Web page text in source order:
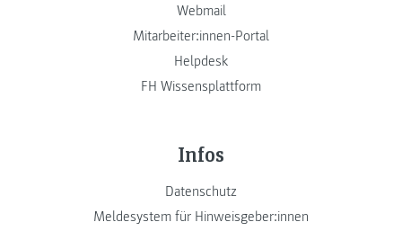
Webmail
Mitarbeiter:innen-Portal
Helpdesk
FH Wissensplattform
Infos
Datenschutz
Meldesystem für Hinweisgeber:innen